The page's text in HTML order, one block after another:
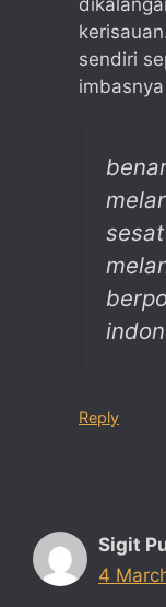
sendiri
Reply
Sigit
4